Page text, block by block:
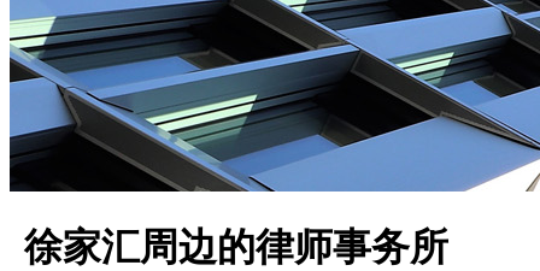
徐家汇周边的律师事务所